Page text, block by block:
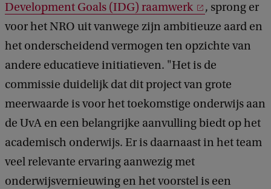
Development Goals (IDG) raamwerk
, sprong er
voor het NRO uit vanwege zijn ambitieuze aard en
het onderscheidend vermogen ten opzichte van
andere educatieve initiatieven. "Het is de
commissie duidelijk dat dit project van grote
meerwaarde is voor het toekomstige onderwijs aan
de UvA en een belangrijke aanvulling biedt op het
academisch onderwijs. Er is daarnaast in het team
veel relevante ervaring aanwezig met
onderwijsvernieuwing en het voorstel is een